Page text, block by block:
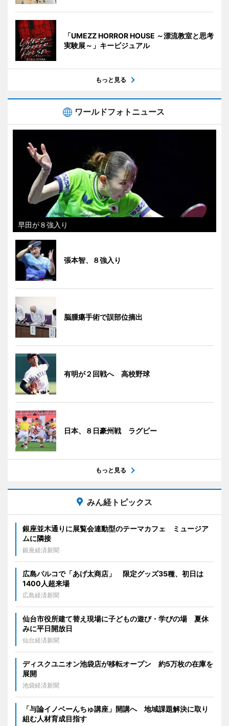
「UMEZZ HORROR HOUSE ～漂流教室と思考
実験展～」キービジュアル
もっと見る
ワールドフォトニュース
早田が８強入り
張本智、８強入り
脳腫瘍手術で誤部位摘出
有明が２回戦へ 高校野球
日本、８日豪州戦 ラグビー
もっと見る
みん経トピックス
銀座並木通りに展覧会連動型のテーマカフェ ミュージア
ムに隣接
銀座経済新聞
広島パルコで「あげ太商店」 限定グッズ35種、初日は
1400人超来場
広島経済新聞
仙台市役所建て替え現場に子どもの遊び・学びの場 夏休
みに平日開放日
仙台経済新聞
ディスクユニオン池袋店が移転オープン 約5万枚の在庫を
展開
池袋経済新聞
「与論イノベーんちゅ講座」開講へ 地域課題解決に取り
組む人材育成目指す